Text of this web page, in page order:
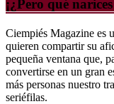
¡¿Pero qué
Ciempiés Magazine es
quieren compartir su
pequeña ventana que,
convertirse en un gran
más personas nuestro
seriéfilas.